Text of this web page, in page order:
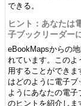
できる。
ヒント：あなたは
子ブックリーダー
eBookMapsからの
れています。このよ
用することができ
はどのように電子
ようにあなたの電
のヒントを紹介しま